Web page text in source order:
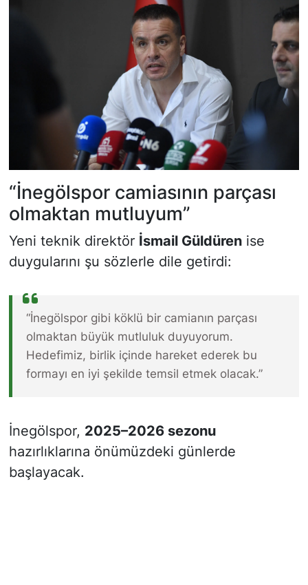
“İnegölspor camiasının parçası
olmaktan mutluyum”
Yeni teknik direktör İsmail Güldürenise
duygularını şu sözlerle dile getirdi:
“İnegölspor gibi köklü bir camianın parçası
olmaktan büyük mutluluk duyuyorum.
Hedefimiz, birlik içinde hareket ederek bu
formayı en iyi şekilde temsil etmek olacak.”
İnegölspor, 2025–2026 sezonu
hazırlıklarına önümüzdeki günlerde
başlayacak.